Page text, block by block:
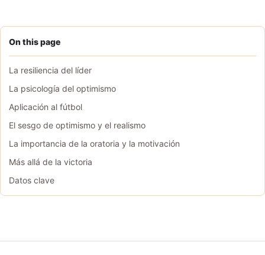
On this page
La resiliencia del líder
La psicología del optimismo
Aplicación al fútbol
El sesgo de optimismo y el realismo
La importancia de la oratoria y la motivación
Más allá de la victoria
Datos clave